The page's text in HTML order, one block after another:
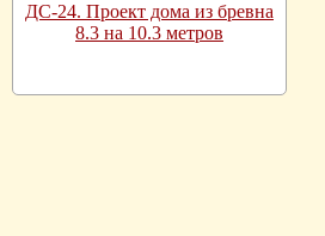
ДС-24. Проект дома из бревна
8.3 на 10.3 метров